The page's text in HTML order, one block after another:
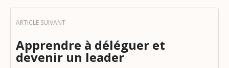
Apprendre à déléguer et
devenir un leader